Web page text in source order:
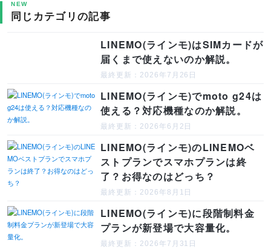
NEW
同じカテゴリの記事
LINEMO(ラインモ)はSIMカードが
届くまで使えないのか解説。
最終更新：2026年7月26日
LINEMO(ラインモ)でmoto g24は
使える？対応機種なのか解説。
最終更新：2026年6月2日
LINEMO(ラインモ)のLINEMOベ
ストプランでスマホプランは終
了？お得なのはどっち？
最終更新：2026年8月1日
LINEMO(ラインモ)に段階制料金
プランが新登場で大容量化。
最終更新：2026年7月31日